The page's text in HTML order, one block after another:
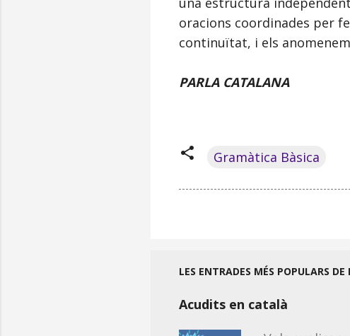
oracions coordinades per
continuïtat, i els anomenem
PARLA CATALANA
Gramàtica Bàsica
LES ENTRADES MÉS POPULARS
Acudits en català